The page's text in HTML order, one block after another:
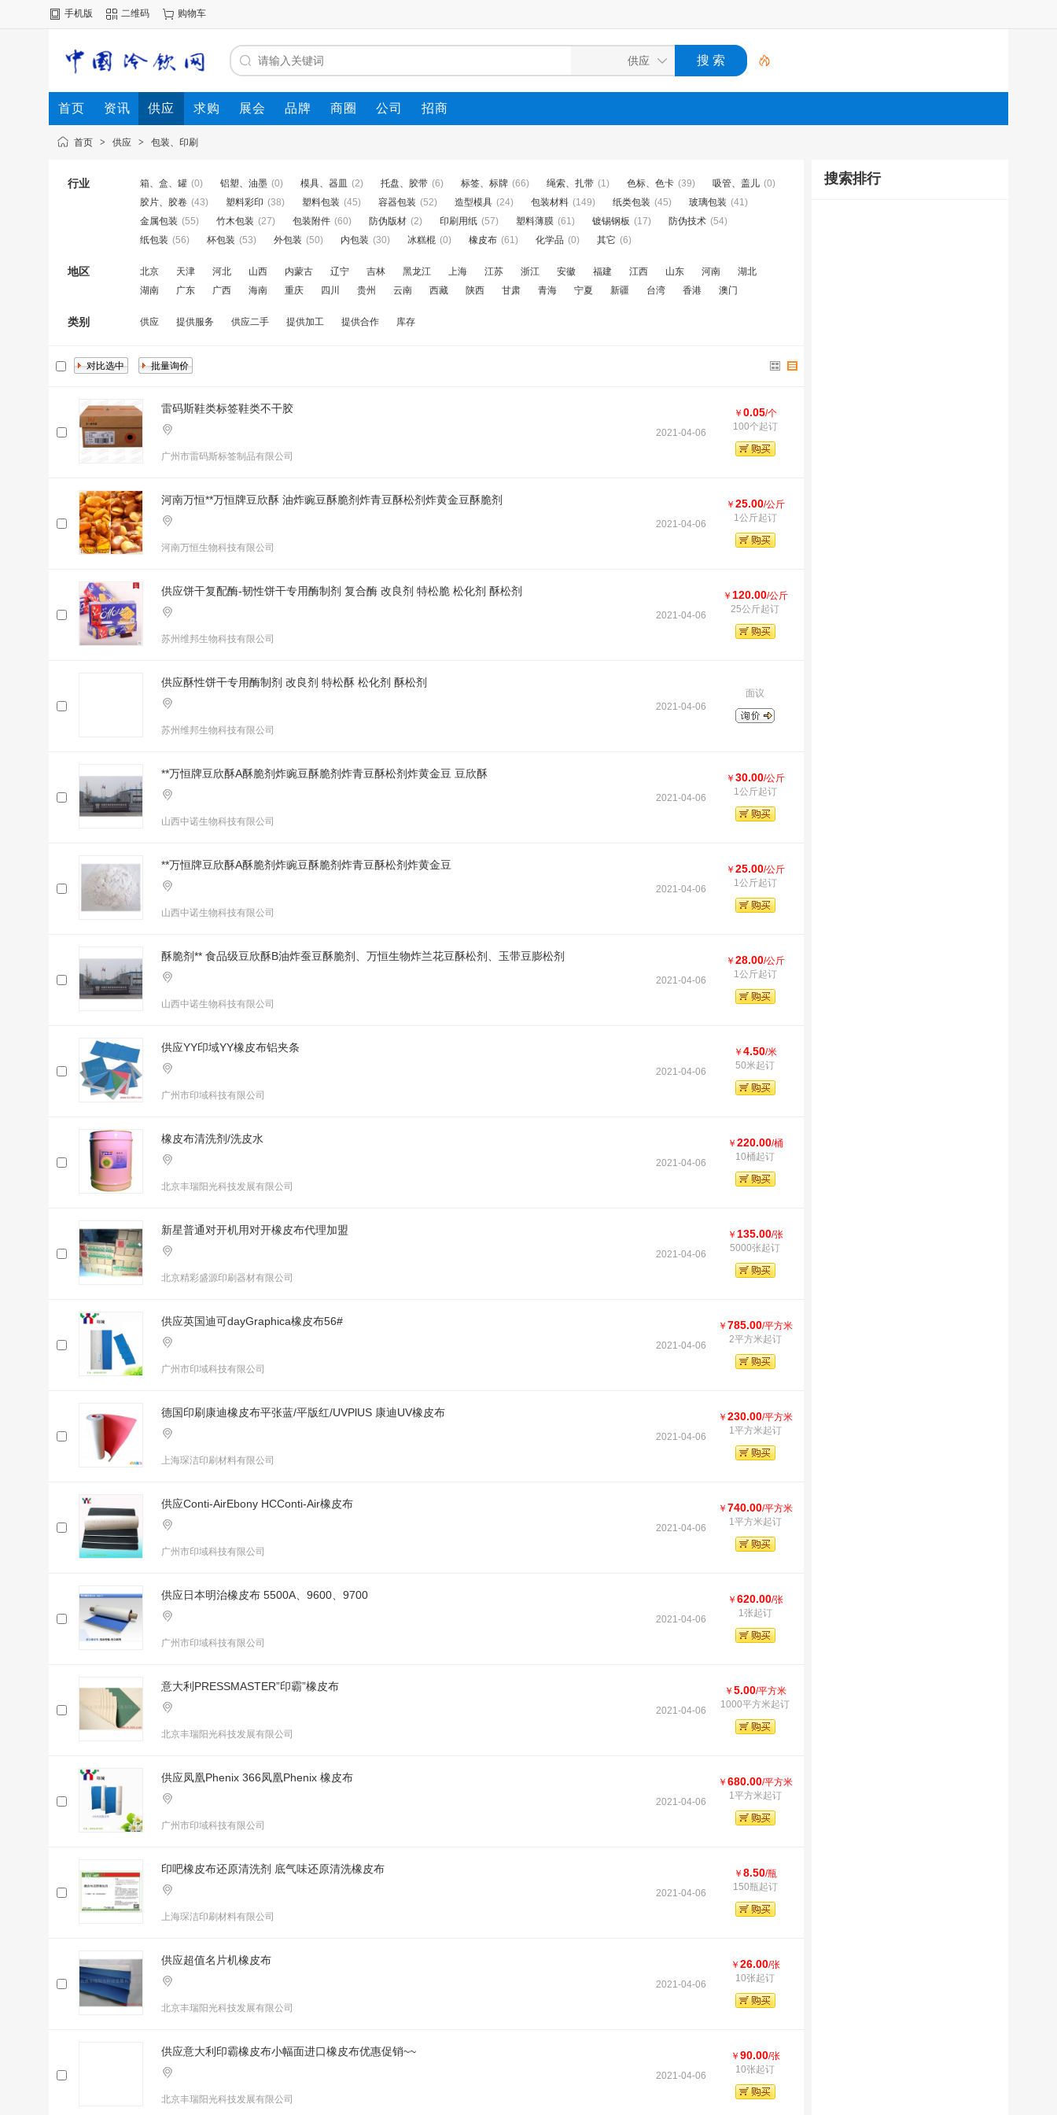
手机版 二维码 购物车
首页 资讯 供应 求购 展会 品牌 商圈 公司 招商
首页 > 供应 > 包装、印刷
行业 箱、盒、罐 (0) 铝塑、油墨 (0) 模具、器皿 (2) 托盘、胶带 (6) 标签、标牌 (66) 绳索、扎带 (1) 色标、色卡 (39) 吸管、盖儿 (0)
胶片、胶卷 (43) 塑料彩印 (38) 塑料包装 (45) 容器包装 (52) 造型模具 (24) 包装材料 (149) 纸类包装 (45) 玻璃包装 (41)
金属包装 (55) 竹木包装 (27) 包装附件 (60) 防伪版材 (2) 印刷用纸 (57) 塑料薄膜 (61) 镀锡钢板 (17) 防伪技术 (54)
纸包装 (56) 杯包装 (53) 外包装 (50) 内包装 (30) 冰糕棍 (0) 橡皮布 (61) 化学品 (0) 其它 (6)
地区 北京 天津 河北 山西 内蒙古 辽宁 吉林 黑龙江 上海 江苏 浙江 安徽 福建 江西 山东 河南
湖北
湖南
广东 广西 海南 重庆 四川 贵州 云南 西藏 陕西 甘肃 青海 宁夏 新疆 台湾 香港 澳门
类别 供应 提供服务 供应二手 提供加工 提供合作 库存
雷码斯鞋类标签鞋类不干胶
2021-04-06
广州市雷码斯标签制品有限公司
￥ 0.05/个
100个起订
河南万恒**万恒牌豆欣酥 油炸豌豆酥脆剂炸青豆酥松剂炸黄金豆酥脆剂
2021-04-06
河南万恒生物科技有限公司
￥ 25.00/公斤
1公斤起订
供应饼干复配酶-韧性饼干专用酶制剂 复合酶 改良剂 特松脆 松化剂 酥松剂
2021-04-06
苏州维邦生物科技有限公司
￥ 120.00/公斤
25公斤起订
供应酥性饼干专用酶制剂 改良剂 特松酥 松化剂 酥松剂
2021-04-06
苏州维邦生物科技有限公司
面议
**万恒牌豆欣酥A酥脆剂炸豌豆酥脆剂炸青豆酥松剂炸黄金豆 豆欣酥
2021-04-06
山西中诺生物科技有限公司
￥ 30.00/公斤
1公斤起订
**万恒牌豆欣酥A酥脆剂炸豌豆酥脆剂炸青豆酥松剂炸黄金豆
2021-04-06
山西中诺生物科技有限公司
￥ 25.00/公斤
1公斤起订
酥脆剂** 食品级豆欣酥B油炸蚕豆酥脆剂、万恒生物炸兰花豆酥松剂、玉带豆膨松剂
2021-04-06
山西中诺生物科技有限公司
￥ 28.00/公斤
1公斤起订
供应YY印域YY橡皮布铝夹条
2021-04-06
广州市印域科技有限公司
￥ 4.50/米
50米起订
橡皮布清洗剂/洗皮水
2021-04-06
北京丰瑞阳光科技发展有限公司
￥ 220.00/桶
10桶起订
新星普通对开机用对开橡皮布代理加盟
2021-04-06
北京精彩盛源印刷器材有限公司
￥ 135.00/张
5000张起订
供应英国迪可dayGraphica橡皮布56#
2021-04-06
广州市印域科技有限公司
￥ 785.00/平方米
2平方米起订
德国印刷康迪橡皮布平张蓝/平版红/UVPlUS 康迪UV橡皮布
2021-04-06
上海琛洁印刷材料有限公司
￥ 230.00/平方米
1平方米起订
供应Conti-AirEbony HCConti-Air橡皮布
2021-04-06
广州市印域科技有限公司
￥ 740.00/平方米
1平方米起订
供应日本明治橡皮布 5500A、9600、9700
2021-04-06
广州市印域科技有限公司
￥ 620.00/张
1张起订
意大利PRESSMASTER”印霸”橡皮布
2021-04-06
北京丰瑞阳光科技发展有限公司
￥ 5.00/平方米
1000平方米起订
供应凤凰Phenix 366凤凰Phenix 橡皮布
2021-04-06
广州市印域科技有限公司
￥ 680.00/平方米
1平方米起订
印吧橡皮布还原清洗剂 底气味还原清洗橡皮布
2021-04-06
上海琛洁印刷材料有限公司
￥ 8.50/瓶
150瓶起订
供应超值名片机橡皮布
2021-04-06
北京丰瑞阳光科技发展有限公司
￥ 26.00/张
10张起订
供应意大利印霸橡皮布小幅面进口橡皮布优惠促销~~
2021-04-06
北京丰瑞阳光科技发展有限公司
￥ 90.00/张
10张起订
搜索排行